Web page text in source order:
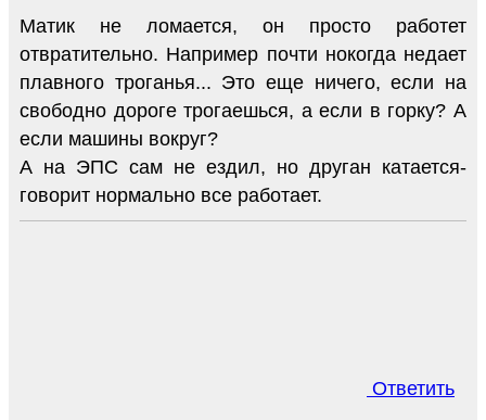
Матик не ломается, он просто работет
отвратительно. Например почти нокогда недает
плавного троганья... Это еще ничего, если на
свободно дороге трогаешься, а если в горку? А
если машины вокруг?
А на ЭПС сам не ездил, но друган катается-
говорит нормально все работает.
Ответить